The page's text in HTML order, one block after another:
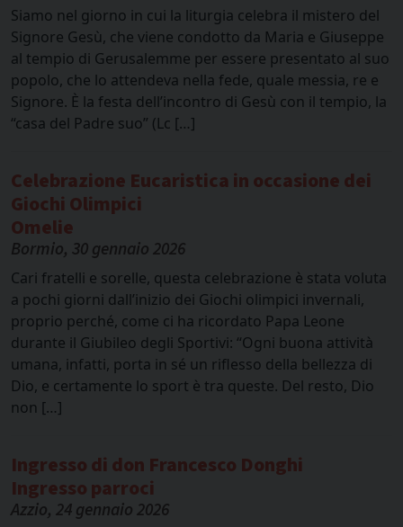
Siamo nel giorno in cui la liturgia celebra il mistero del
Signore Gesù, che viene condotto da Maria e Giuseppe
al tempio di Gerusalemme per essere presentato al suo
popolo, che lo attendeva nella fede, quale messia, re e
Signore. È la festa dell’incontro di Gesù con il tempio, la
“casa del Padre suo” (Lc […]
Celebrazione Eucaristica in occasione dei
Giochi Olimpici
Omelie
Bormio, 30 gennaio 2026
Cari fratelli e sorelle, questa celebrazione è stata voluta
a pochi giorni dall’inizio dei Giochi olimpici invernali,
proprio perché, come ci ha ricordato Papa Leone
durante il Giubileo degli Sportivi: “Ogni buona attività
umana, infatti, porta in sé un riflesso della bellezza di
Dio, e certamente lo sport è tra queste. Del resto, Dio
non […]
Ingresso di don Francesco Donghi
Ingresso parroci
Azzio, 24 gennaio 2026